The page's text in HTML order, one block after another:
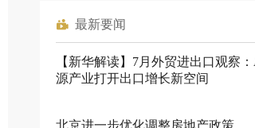
最新要闻
【新华解读】7月外贸进出口观察
源产业打开出口增长新空间
北京进一步优化调整房地产政策